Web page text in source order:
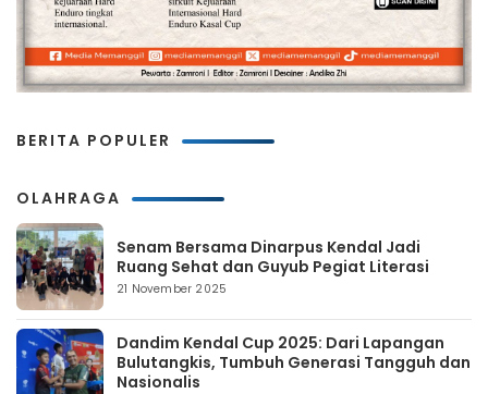
BERITA POPULER
OLAHRAGA
Senam Bersama Dinarpus Kendal Jadi
Ruang Sehat dan Guyub Pegiat Literasi
21 November 2025
Dandim Kendal Cup 2025: Dari Lapangan
Bulutangkis, Tumbuh Generasi Tangguh dan
Nasionalis